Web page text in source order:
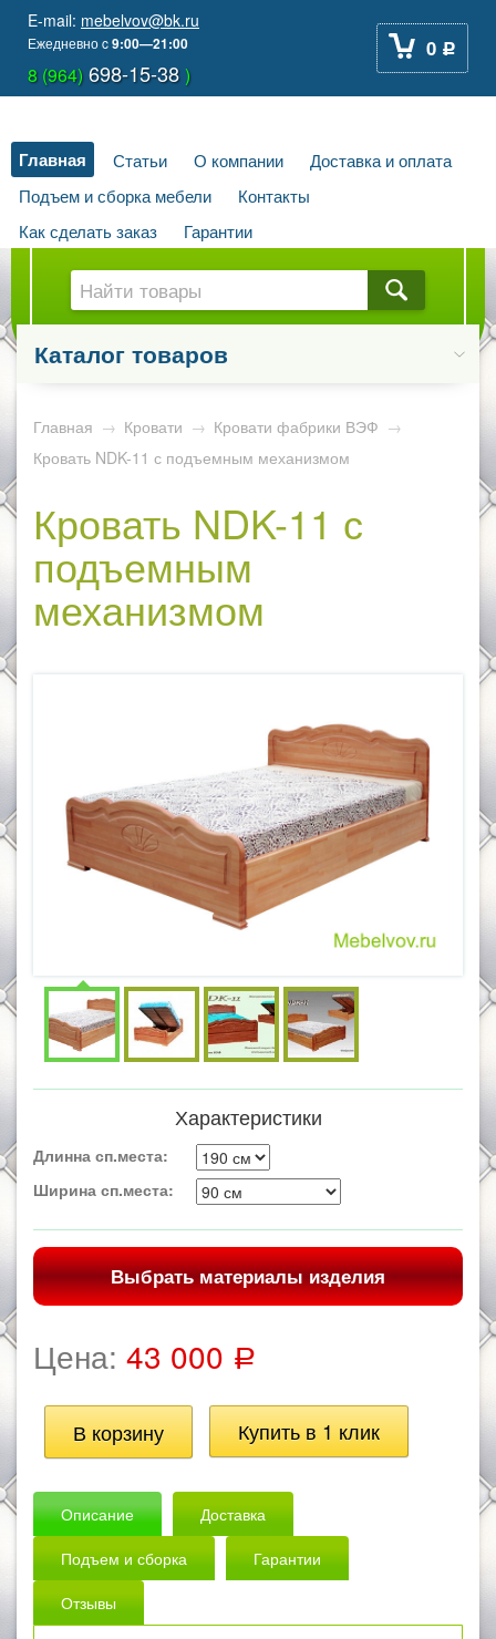
E-mail: mebelvov@bk.ru
Ежедневноc9:00—21:00
8 (964) 698-15-38)
0 Р
Главная Статьи О компании
Доставка и оплата
Подъем и сборка мебели
Контакты
Как сделать заказ
Гарантии
Каталог товаров
Главная → Кровати → Кровати фабрики ВЭФ →
Кровать NDK-11 с подъемным механизмом
Кровать NDK-11 с
подъемным
механизмом
Характеристики
Длинна сп.места:
Ширина сп.места:
Выбрать материалы изделия
Цена: 43 000 Р
Описание
Доставка
Подъем и сборка
Гарантии
Отзывы